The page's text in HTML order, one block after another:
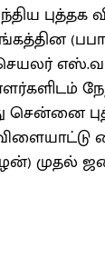
சென்னை
முதல்